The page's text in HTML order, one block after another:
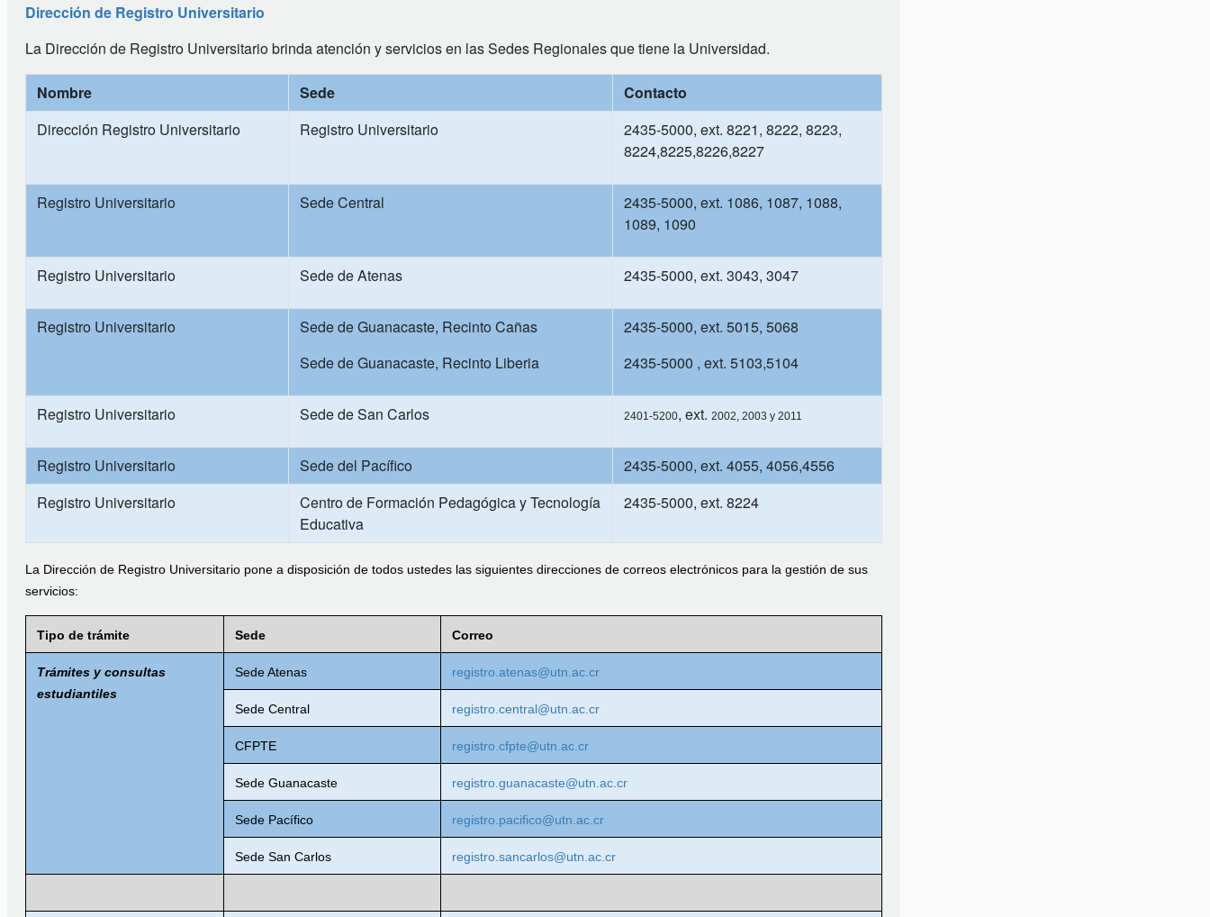
Dirección de Registro Universitario
La Dirección de Registro Universitario brinda atención y servicios en las Sedes Regionales que tiene la Universidad.
Nombre Sede
Contacto
Dirección Registro Universitario
Registro Universitario
2435-5000, ext. 8221, 8222, 8223,
8224,8225,8226,8227
Registro Universitario Sede Central
2435-5000, ext. 1086, 1087, 1088,
1089, 1090
Registro Universitario Sede de Atenas 2435-5000, ext. 3043, 3047
Registro Universitario
Sede de Guanacaste, Recinto Cañas
Sede de Guanacaste, Recinto Liberia
2435-5000, ext. 5015, 5068
2435-5000 , ext. 5103,5104
Registro Universitario Sede de San Carlos 2401-5200, ext. 2002, 2003 y 2011
Registro Universitario Sede del Pacífico
2435-5000, ext. 4055, 4056,4556
Registro Universitario
Centro de Formación Pedagógica y Tecnología
Educativa
2435-5000, ext. 8224
La Dirección de Registro Universitario pone a disposición de todos ustedes las siguientes direcciones de correos electrónicos para la gestión de sus
servicios:
Tipo de trámite Sede Correo
Trámites y consultas
estudiantiles
Sede Atenas registro.atenas@utn.ac.cr
Sede Central registro.central@utn.ac.cr
CFPTE registro.cfpte@utn.ac.cr
Sede Guanacaste registro.guanacaste@utn.ac.cr
Sede Pacífico registro.pacifico@utn.ac.cr
Sede San Carlos registro.sancarlos@utn.ac.cr